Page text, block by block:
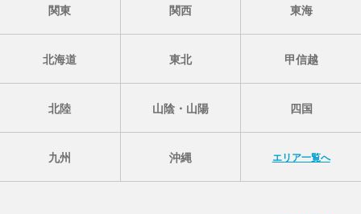
関東 関西 東海
北海道 東北 甲信越
北陸 山陰・山陽 四国
九州 沖縄 エリア一覧へ